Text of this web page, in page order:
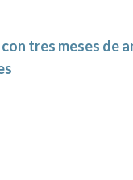
tres meses de